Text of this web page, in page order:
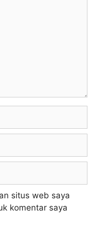
situs web saya
komentar saya